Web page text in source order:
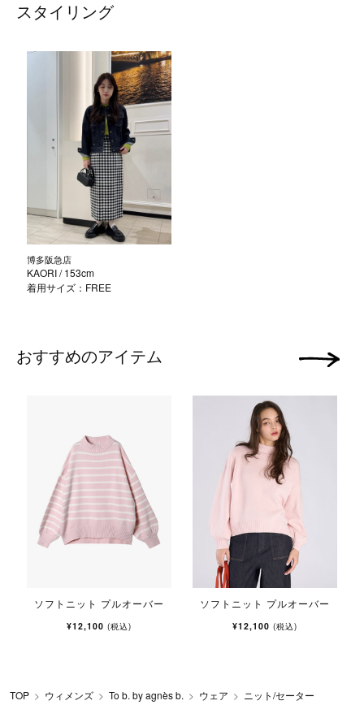
スタイリング
博多阪急店
KAORI/ 153cm
着用サイズ：FREE
おすすめのアイテム
ソフトニット プルオーバー
¥12,100 (税込)
ソフトニット プルオーバー
¥12,100 (税込)
次の画像
TOP ウィメンズ To b. by agnès b. ウェア
ニット/セーター